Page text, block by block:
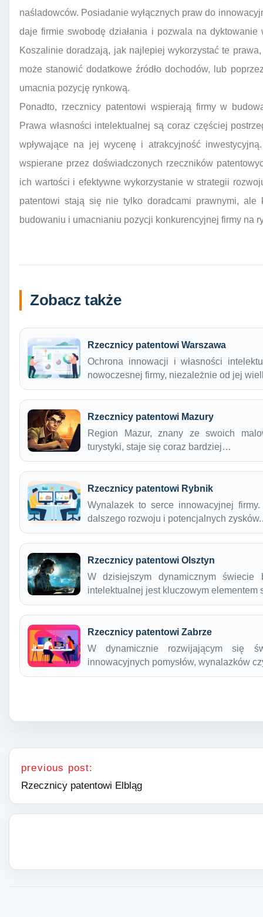
naśladowców. Posiadanie wyłącznych praw do
daje firmie swobodę działania i pozwala na
Koszalinie doradzają, jak najlepiej wykorzystać te
może stanowić dodatkowe źródło dochodów, lub
umacnia pozycję rynkową.
Ponadto, rzecznicy patentowi wspierają firmy w
Prawa własności intelektualnej są coraz częściej
wpływające na jej wycenę i atrakcyjność
wspierane przez doświadczonych rzeczników
ich wartości i efektywne wykorzystanie w strategii
patentowi stają się nie tylko doradcami prawnymi, ale
budowaniu i umacnianiu pozycji konkurencyjnej firmy na
Zobacz także
Rzecznicy patentowi Warszawa
Ochrona innowacji i własności
nowoczesnej firmy, niezależnie od jej
Rzecznicy patentowi Mazury
Region Mazur, znany ze swoich
turystyki, staje się coraz bardziej…
Rzecznicy patentowi Rybnik
Wynalazek to serce innowacyjnej
dalszego rozwoju i potencjalnych
Rzecznicy patentowi Olsztyn
W dzisiejszym dynamicznym świecie
intelektualnej jest kluczowym
Rzecznicy patentowi Zabrze
W dynamicznie rozwijającym się
innowacyjnych pomysłów, wynalazków
Nawigacja wpisu
previous post:
Rzecznicy patentowi Elbląg